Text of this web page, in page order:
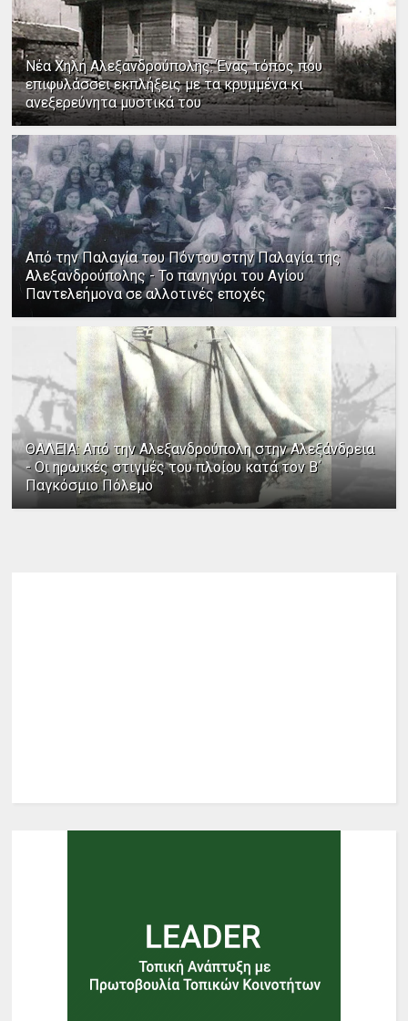
Νέα Χηλή Αλεξανδρούπολης: Ένας τόπος που
επιφυλάσσει εκπλήξεις με τα κρυμμένα κι
ανεξερεύνητα μυστικά του
Από την Παλαγία του Πόντου στην Παλαγία της
Αλεξανδρούπολης - Το πανηγύρι του Αγίου
Παντελεήμονα σε αλλοτινές εποχές
ΘΑΛΕΙΑ: Από την Αλεξανδρούπολη στην Αλεξάνδρεια
- Οι ηρωικές στιγμές του πλοίου κατά τον Β΄
Παγκόσμιο Πόλεμο